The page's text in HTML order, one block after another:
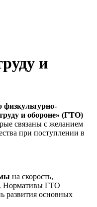
и
физкультурно-
и обороне» (ГТО)
связаны с желанием
при поступлении в
на скорость,
Нормативы ГТО
развития основных